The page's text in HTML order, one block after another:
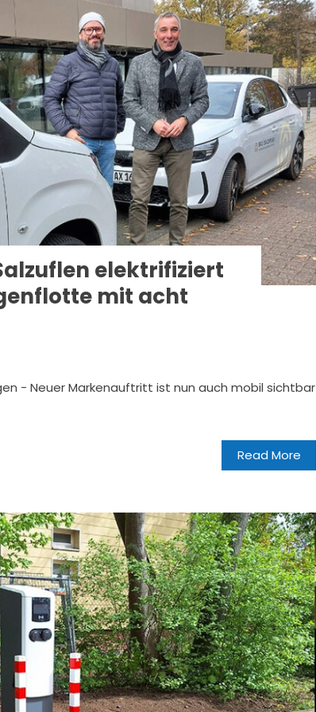
elektrifiziert
mit acht
- Neuer Markenauftritt ist nun auch mobil sichtbar
Read More